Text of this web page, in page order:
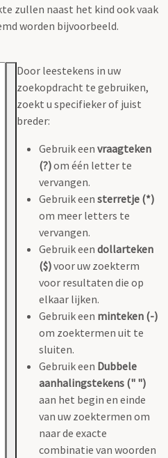
zullen naast het kind ook vaak
worden bijvoorbeeld.
Door leestekens in uw
zoekopdracht te gebruiken,
zoekt u specifieker of juist
breder:
Gebruik een vraagteken
(?)om één letter te
vervangen.
Gebruik een sterretje (*)
om meer letters te
vervangen.
Gebruik een dollarteken
($)voor uw zoekterm
voor resultaten die op
elkaar lijken.
Gebruik een minteken (-)
om zoektermen uit te
sluiten.
Gebruik een Dubbele
aanhalingstekens (" ")
aan het begin en einde
van uw zoektermen om
naar de exacte
combinatie van woorden